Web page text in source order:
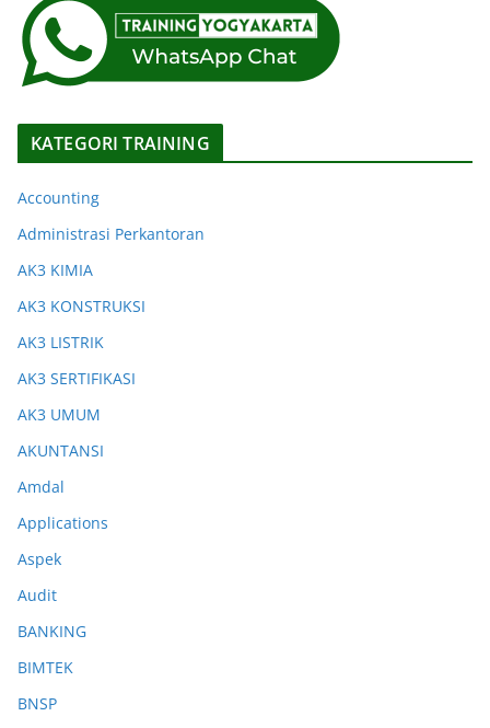
KATEGORI TRAINING
Accounting
Administrasi Perkantoran
AK3 KIMIA
AK3 KONSTRUKSI
AK3 LISTRIK
AK3 SERTIFIKASI
AK3 UMUM
AKUNTANSI
Amdal
Applications
Aspek
Audit
BANKING
BIMTEK
BNSP